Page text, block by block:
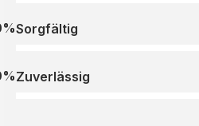
Sorgfältig
Zuverlässig